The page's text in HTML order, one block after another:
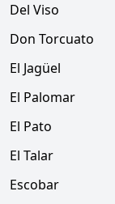
Del Viso
Don Torcuato
El Jagüel
El Palomar
El Pato
El Talar
Escobar